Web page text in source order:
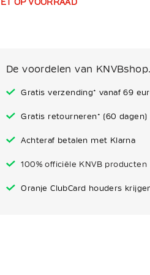
De voordelen van
Gratis verzending* vanaf 69
Gratis retourneren* (60 dagen)
Achteraf betalen met Klarna
100% officiële KNVB producten
Oranje ClubCard houders